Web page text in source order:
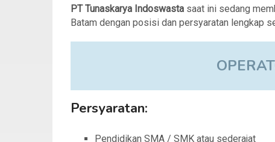
PT Tunaskarya Indoswasta saat ini sedang
Batam dengan posisi dan persyaratan lengkap
Persyaratan:
Pendidikan SMA / SMK atau sederajat